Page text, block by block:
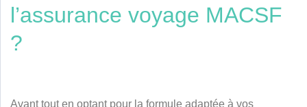
l’assurance voyage MACSF
?
Avant tout en optant pour la formule adaptée à vos